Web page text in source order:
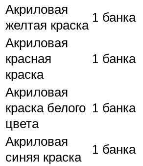
Акриловая
желтая краска 1 банка
Акриловая
красная
краска
1 банка
Акриловая
краска белого
цвета
1 банка
Акриловая
синяя краска
1 банка